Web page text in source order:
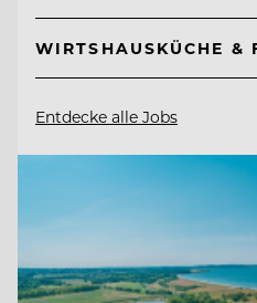
WIRTSHAUSKÜCHE &
Entdecke alle Jobs